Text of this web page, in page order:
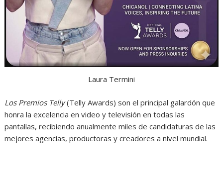
Laura Termini
Los Premios Telly(Telly Awards) son el principal galardón que
honra la excelencia en video y televisión en todas las
pantallas, recibiendo anualmente miles de candidaturas de las
mejores agencias, productoras y creadores a nivel mundial.